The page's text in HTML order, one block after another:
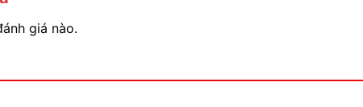
giá nào.